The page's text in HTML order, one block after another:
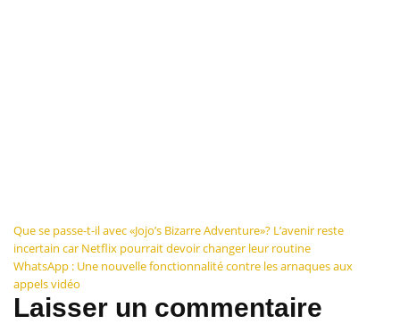
Navigation
de
l’article
Que se passe-t-il avec «Jojo’s Bizarre Adventure»? L’avenir reste
incertain car Netflix pourrait devoir changer leur routine
WhatsApp : Une nouvelle fonctionnalité contre les arnaques aux
appels vidéo
Laisser un commentaire